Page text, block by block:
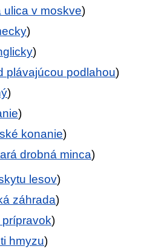
ulica v moskve)
)
)
plávajúcou podlahou)
)
)
konanie)
drobná minca)
lesov)
záhrada)
)
hmyzu)